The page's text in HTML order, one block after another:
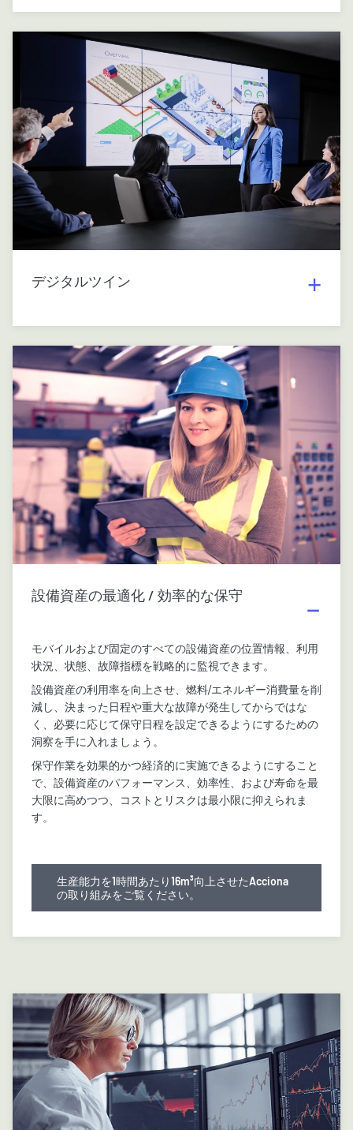
デジタルツイン
設備資産の最適化 / 効率的な保守
モバイルおよび固定のすべての設備資産の位置情報、利用
状況、状態、故障指標を戦略的に監視できます。
設備資産の利用率を向上させ、燃料/エネルギー消費量を削
減し、決まった日程や重大な故障が発生してからではな
く、必要に応じて保守日程を設定できるようにするための
洞察を手に入れましょう。
保守作業を効果的かつ経済的に実施できるようにすること
で、設備資産のパフォーマンス、効率性、および寿命を最
大限に高めつつ、コストとリスクは最小限に抑えられま
す。
生産能力を1時間あたり16m³向上させたAcciona
の取り組みをご覧ください。